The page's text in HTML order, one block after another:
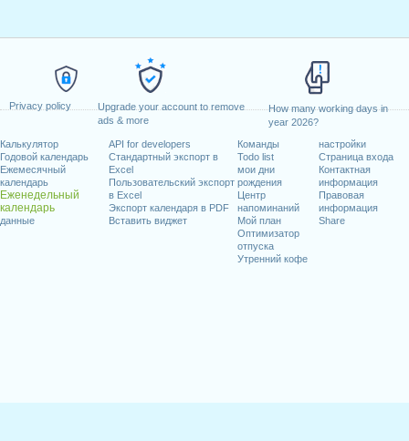
Privacy policy
Upgrade your account to remove
ads & more
How many working days in
year 2026?
Калькулятор
Годовой календарь
Ежемесячный
календарь
Еженедельный
календарь
данные
API for developers
Стандартный экспорт в
Excel
Пользовательский экспорт
в Excel
Экспорт календаря в PDF
Вставить виджет
Команды
Todo list
мои дни
рождения
Центр
напоминаний
Мой план
Оптимизатор
отпуска
Утренний кофе
настройки
Страница входа
Контактная
информация
Правовая
информация
Share